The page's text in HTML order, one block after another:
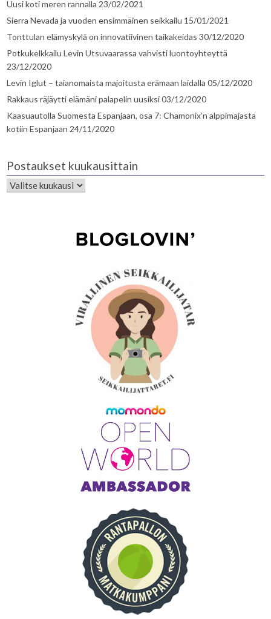
Uusi koti meren rannalla 23/02/2021
Sierra Nevada ja vuoden ensimmäinen seikkailu 15/01/2021
Tonttulan elämyskylä on innovatiivinen taikakeidas 30/12/2020
Potkukelkkailu Levin Utsuvaarassa vahvisti luontoyhteyttä
23/12/2020
Levin Iglut – taianomaista majoitusta erämaan laidalla 05/12/2020
Rakkaus räjäytti elämäni palapelin uusiksi03/12/2020
Kaasuautolla Suomesta Espanjaan, osa 7: Chamonix’n alppimajasta
kotiin Espanjaan 24/11/2020
Postaukset kuukausittain